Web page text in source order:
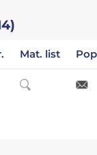
Mat. list